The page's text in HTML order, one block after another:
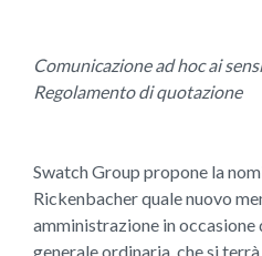
Comunicazione ad hoc ai
Regolamento di quotazione
Swatch Group propone la
Rickenbacher quale nuovo
amministrazione in
generale ordinaria, che si